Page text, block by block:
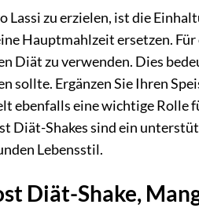
zu erzielen, ist die
Hauptmahlzeit ersetzen.
Diät zu verwenden. Dies
sollte. Ergänzen Sie Ihren
ebenfalls eine wichtige Rolle
Diät-Shakes sind ein
Lebensstil.
Diät-Shake,